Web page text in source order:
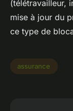
(télétravailleur,
mise à jour du
ce type de
assurance